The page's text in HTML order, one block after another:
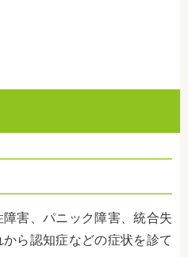
害、パニック障害、統合失
ら認知症などの症状を診て